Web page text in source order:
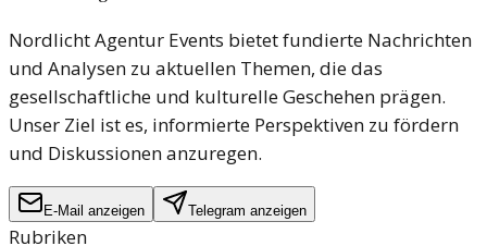
Nordlicht Agentur Events bietet fundierte Nachrichten
und Analysen zu aktuellen Themen, die das
gesellschaftliche und kulturelle Geschehen prägen.
Unser Ziel ist es, informierte Perspektiven zu fördern
und Diskussionen anzuregen.
E-Mail anzeigen Telegram anzeigen
Rubriken